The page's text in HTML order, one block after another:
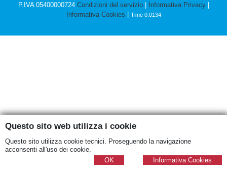
P.IVA 05400000724 Condizioni del servizio| Informativa Privacy|
Informativa Cookies | Time 0.0134
Questo sito web utilizza i cookie
Questo sito utilizza cookie tecnici. Proseguendo la navigazione
acconsenti all'uso dei cookie.
Informativa Cookies
OK